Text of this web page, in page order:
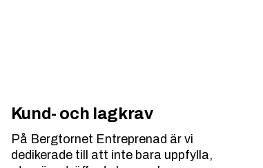
Kund- och lagkrav
På Bergtornet Entreprenad är vi
dedikerade till att inte bara uppfylla,